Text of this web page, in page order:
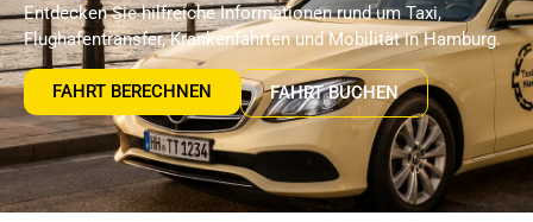
Entdecken Sie hilfreiche Informationen rund um Taxi,
Flughafentransfer, Krankenfahrten und Mobilität in Hamburg.
FAHRT BERECHNEN FAHRT BUCHEN